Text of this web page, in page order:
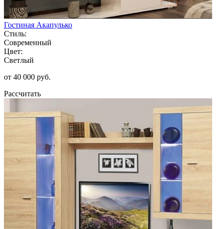
Гостиная Акапулько
Стиль:
Современный
Цвет:
Светлый
от 40 000 руб.
Рассчитать